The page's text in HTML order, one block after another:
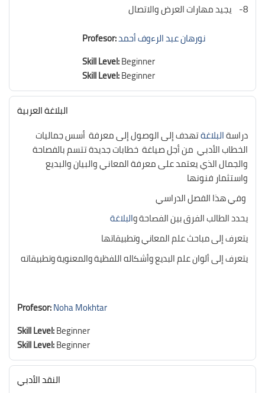
8- يجيد مهارات العرض والاتصال
Profesor:نورهان عبد الرءوف أحمد
Skill Level:Beginner
Skill Level:Beginner
البلاغة العربية
دراسةالبلاغةتهدف إلى الوصول إلى معرفة أسس جماليات
الخطاب الأدبي من أجل صياغة خطابات جديدة تتسم بالفصاحة
والجمال الذي يعتمد على معرفة المعاني والبيان والبديع
واستثمار فنونها
يحدد الطالب الفرق بين الفصاحة والبلاغة
يتعرف إلى مباحث علم المعاني وتطبيقاتها
يتعرف إلى ألوان علم البديع وأشكاله اللفظية والمعنوية وتطبيقاته
Profesor:Noha Mokhtar
Skill Level:Beginner
Skill Level:Beginner
النقد الأدبي